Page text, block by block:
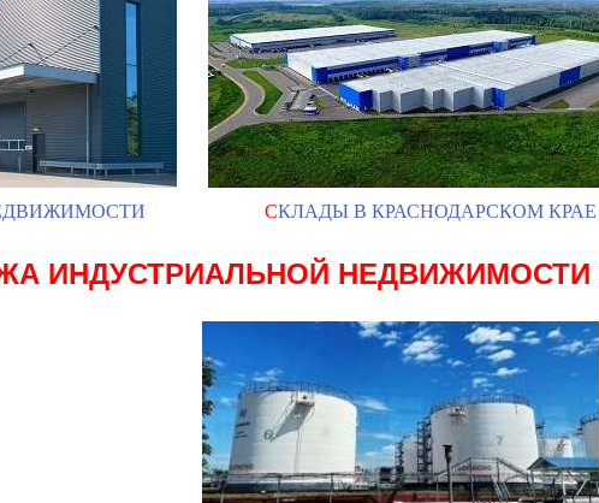
СКЛАДЫ В КРАСНОДАРСКОМ КРАЕ
ИНДУСТРИАЛЬНОЙ НЕДВИЖИМОСТИ